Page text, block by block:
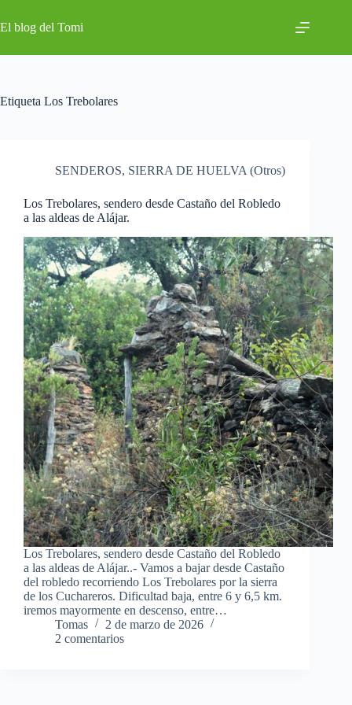
al
contenido
El blog del Tomi
Etiqueta Los Trebolares
SENDEROS, SIERRA DE HUELVA (Otros)
Los Trebolares, sendero desde Castaño del Robledo
a las aldeas de Alájar.
Los Trebolares, sendero desde Castaño del Robledo
a las aldeas de Alájar..- Vamos a bajar desde Castaño
del robledo recorriendo Los Trebolares por la sierra
de los Cuchareros. Dificultad baja, entre 6 y 6,5 km.
iremos mayormente en descenso, entre…
Tomas
2 de marzo de 2026
2 comentarios